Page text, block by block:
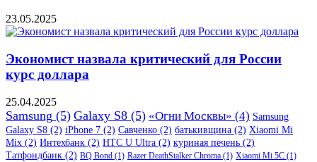
23.05.2025
Экономист назвала критический для России
курс доллара
25.04.2025
Samsung (5) Galaxy S8 (5) «Огни Москвы» (4) Samsung
Galaxy S8 (2) iPhone 7 (2) Савченко (2) батькивщина (2) Xiaomi Mi
Mix (2) Интехбанк (2) HTC U Ultra (2) куриная печень (2)
Татфондбанк (2) BQ Bond (1) Razer DeathStalker Chroma (1) Xiaomi Mi 5C (1)